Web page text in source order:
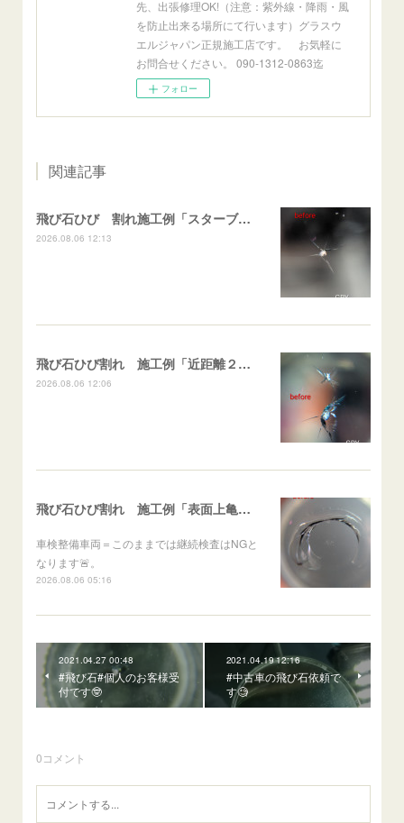
先、出張修理OK!（注意：紫外線・降雨・風
を防止出来る場所にて行います）グラスウ
エルジャパン正規施工店です。 お気軽に
お問合せください。 090-1312-0863迄
フォロー
関連記事
飛び石ひび 割れ施工例「スターブレイク系」 フリード
2026.08.06 12:13
飛び石ひび割れ 施工例「近距離２箇所・パーシャル系+スターブレイク系」ハイエース
2026.08.06 12:06
飛び石ひび割れ 施工例「表面上亀裂・ダメージクラック」ステラ
車検整備車両＝このままでは継続検査はNGと
なります🚨。
2026.08.06 05:16
2021.04.27 00:48
#飛び石#個人のお客様受
付です🤓
2021.04.19 12:16
#中古車の飛び石依頼で
す🧐
0コメント